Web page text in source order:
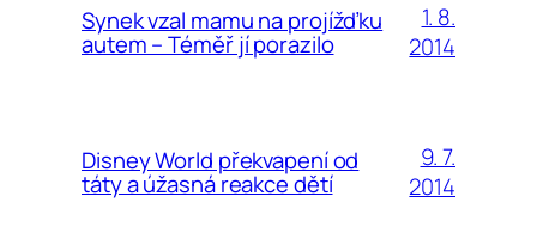
Synek vzal mamu na projížďku
autem – Téměř jí porazilo
1. 8.
2014
Disney World překvapení od
táty a úžasná reakce dětí
9. 7.
2014